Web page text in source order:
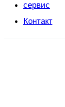
осевые и
сервис
Контакт